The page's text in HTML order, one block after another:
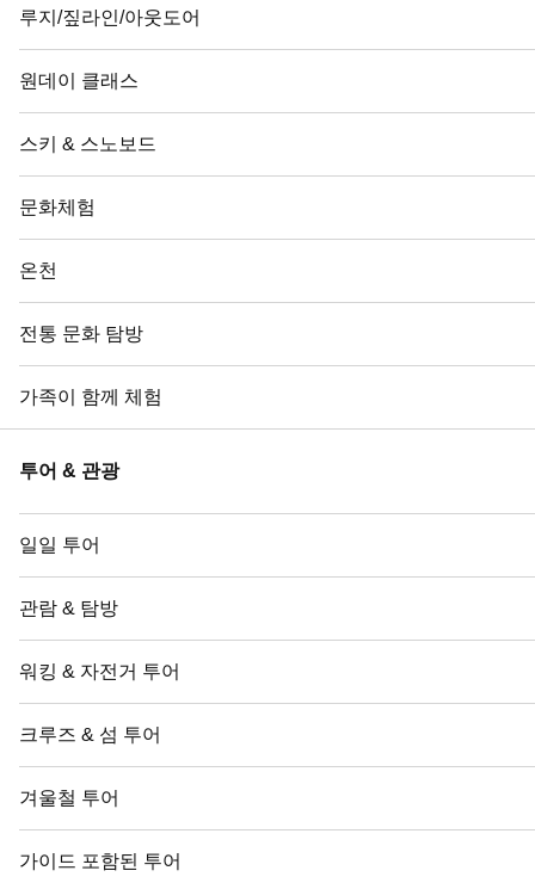
루지/짚라인/아웃도어
원데이 클래스
스키 & 스노보드
문화체험
온천
전통 문화 탐방
가족이 함께 체험
투어 & 관광
일일 투어
관람 & 탐방
워킹 & 자전거 투어
크루즈 & 섬 투어
겨울철 투어
가이드 포함된 투어